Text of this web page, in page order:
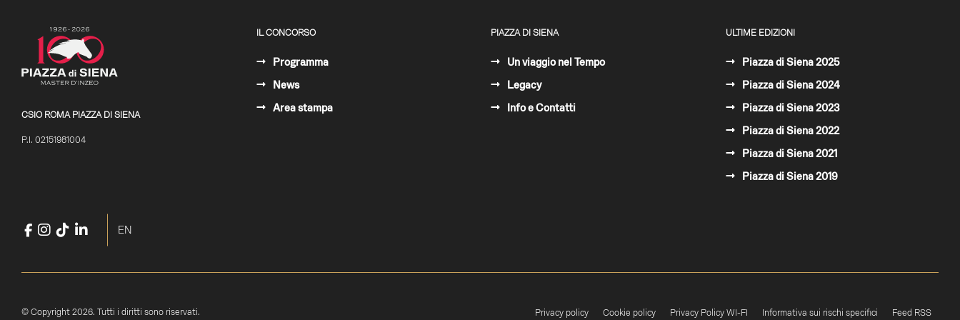
CSIO ROMA PIAZZA DI SIENA
P.I. 02151981004
IL CONCORSO
Programma
News
Area stampa
PIAZZA DI SIENA
Un viaggio nel Tempo
Legacy
Info e Contatti
ULTIME EDIZIONI
Piazza di Siena 2025
Piazza di Siena 2024
Piazza di Siena 2023
Piazza di Siena 2022
Piazza di Siena 2021
Piazza di Siena 2019
Facebook
Instagram
TikTok LinkedIn
YouTube
Seleziona la tua lingua
EN
© Copyright 2026. Tutti i diritti sono riservati. Privacy policy Cookie policy Privacy Policy WI-FI Informativa sui rischi specifici Feed RSS